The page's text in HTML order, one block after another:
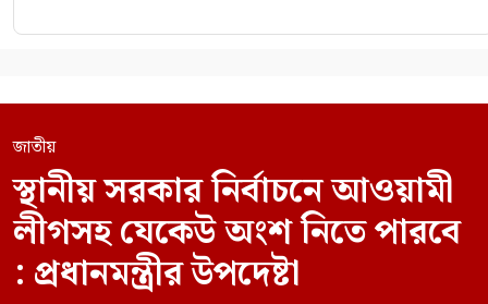
জাতীয়
স্থানীয় সরকার নির্বাচনে আওয়ামী
লীগসহ যেকেউ অংশ নিতে পারবে
: প্রধানমন্ত্রীর উপদেষ্টা